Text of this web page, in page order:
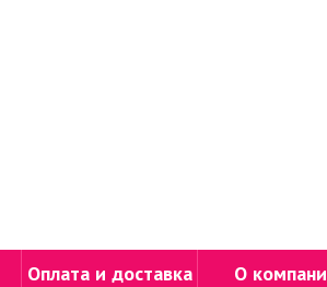
Оплата и доставка О